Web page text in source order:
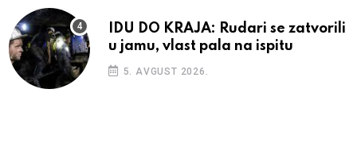
IDU DO KRAJA: Rudari se zatvorili
u jamu, vlast pala na ispitu
5. AVGUST 2026.